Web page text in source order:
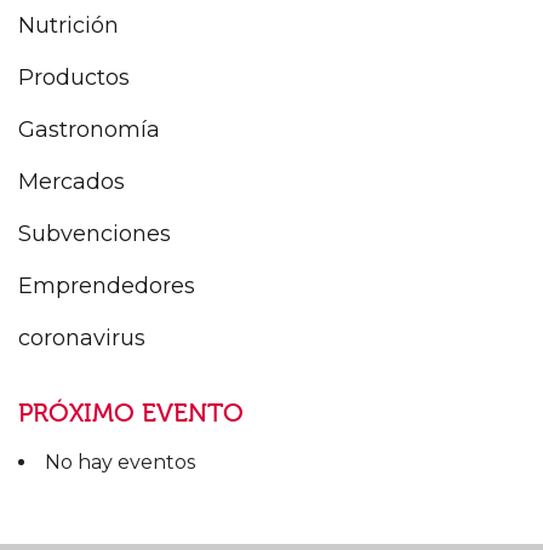
Nutrición
Productos
Gastronomía
Mercados
Subvenciones
Emprendedores
coronavirus
PRÓXIMO EVENTO
No hay eventos